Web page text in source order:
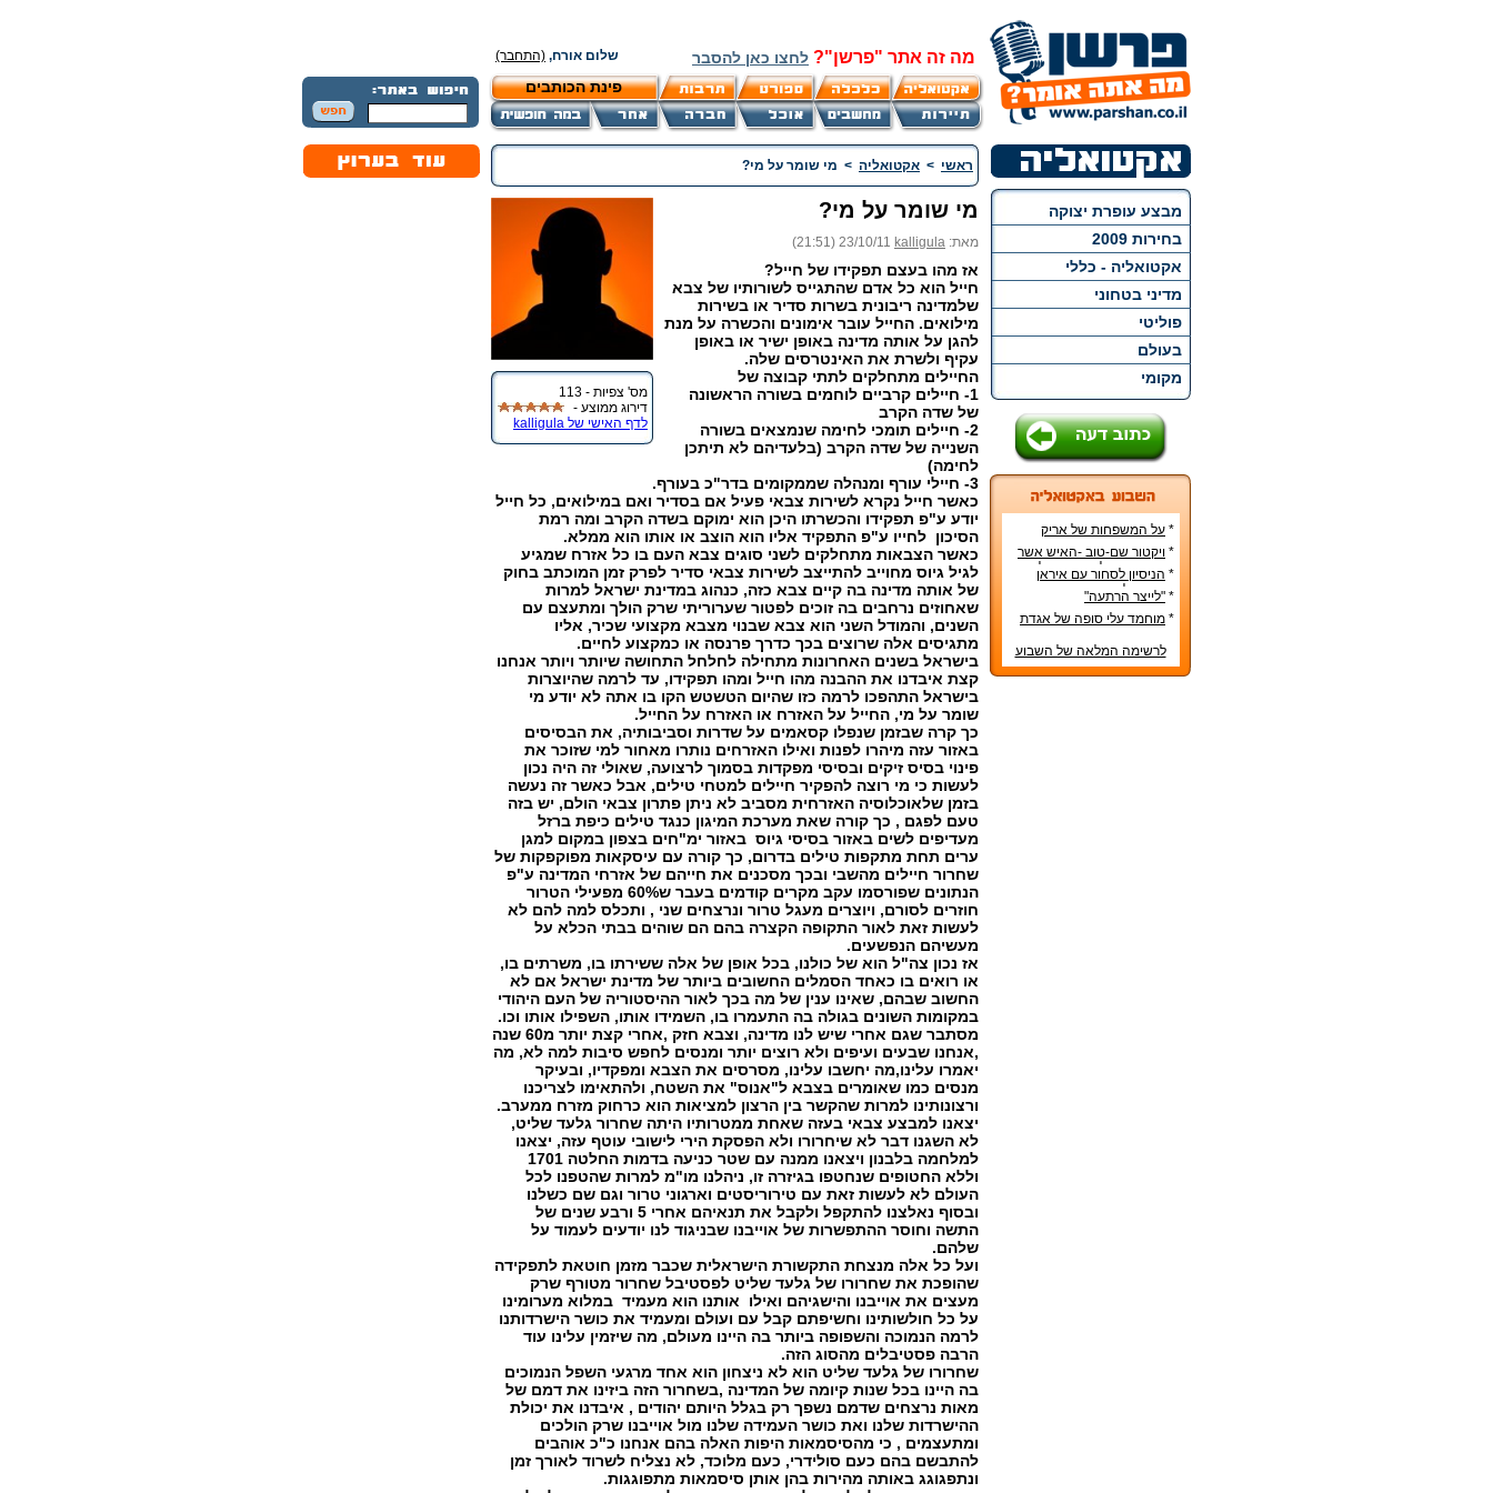
מה זה אתר "פרשן"? לחצו כאן להסבר שלום אורח, (התחבר)
פינת הכותבים
מבצע עופרת יצוקה
בחירות 2009
אקטואליה - כללי
מדיני בטחוני
פוליטי
בעולם
מקומי
* על המשפחות של אריק
איינשטיין ואורי זוהר
* ויקטור שם-טוב -האיש אשר
עיצב את מפלגת השמאל
מפ"ם
* הניסיון לסחור עם איראן
בדרכים לא-כשרות
* "לייצר הרתעה"
* מוחמד עלי סופה של אגדת
לרשימה המלאה של השבוע
ראשי > אקטואליה > מי שומר על מי?
מס' צפיות - 113
דירוג ממוצע -
לדף האישי של kalligula
מי שומר על מי?
מאת: kalligula
23/10/11 (21:51)
אז מהו בעצם תפקידו של חייל?
חייל הוא כל אדם שהתגייס לשורותיו של צבא
שלמדינה ריבונית בשרות סדיר או בשירות
מילואים. החייל עובר אימונים והכשרה על מנת
להגן על אותה מדינה באופן ישיר או באופן
עקיף ולשרת את האינטרסים שלה.
החיילים מתחלקים לתתי קבוצה של
1- חיילים קרביים לוחמים בשורה הראשונה
של שדה הקרב
2- חיילים תומכי לחימה שנמצאים בשורה
השנייה של שדה הקרב (בלעדיהם לא תיתכן
לחימה)
3- חיילי עורף ומנהלה שממקומים בדר"כ בעורף.
כאשר חייל נקרא לשירות צבאי פעיל אם בסדיר ואם במילואים, כל חייל
יודע ע"פ תפקידו והכשרתו היכן הוא ימוקם בשדה הקרב ומה רמת
הסיכון לחייו ע"פ התפקיד אליו הוא הוצב או אותו הוא ממלא.
כאשר הצבאות מתחלקים לשני סוגים צבא העם בו כל אזרח שמגיע
לגיל גיוס מחוייב להתייצב לשירות צבאי סדיר לפרק זמן המוכתב בחוק
של אותה מדינה בה קיים צבא כזה, כנהוג במדינת ישראל למרות
שאחוזים נרחבים בה זוכים לפטור שערוריתי שרק הולך ומתעצם עם
השנים, והמודל השני הוא צבא שבנוי מצבא מקצועי שכיר, אליו
מתגיסים אלה שרוצים בכך כדרך פרנסה או כמקצוע לחיים.
בישראל בשנים האחרונות מתחילה לחלחל התחושה שיותר ויותר אנחנו
קצת איבדנו את ההבנה מהו חייל ומהו תפקידו, עד לרמה שהיוצרות
בישראל התהפכו לרמה כזו שהיום הטשטש הקו בו אתה לא יודע מי
שומר על מי, החייל על האזרח או האזרח על החייל.
כך קרה שבזמן שנפלו קסאמים על שדרות וסביבותיה, את הבסיסים
באזור עזה מיהרו לפנות ואילו האזרחים נותרו מאחור למי שזוכר את
פינוי בסיס זיקים ובסיסי מפקדות בסמוך לרצועה, שאולי זה היה נכון
לעשות כי מי רוצה להפקיר חיילים למטחי טילים, אבל כאשר זה נעשה
בזמן שלאוכלוסיה האזרחית מסביב לא ניתן פתרון צבאי הולם, יש בזה
טעם לפגם , כך קורה שאת מערכת המיגון כנגד טילים כיפת ברזל
מעדיפים לשים באזור בסיסי גיוס באזור ימ"חים בצפון במקום למגן
ערים תחת מתקפות טילים בדרום, כך קורה עם עיסקאות מפוקפקות של
שחרור חיילים מהשבי ובכך מסכנים את חייהם של אזרחי המדינה ע"פ
הנתונים שפורסמו עקב מקרים קודמים בעבר ש60% מפעילי הטרור
חוזרים לסורם, ויוצרים מעגל טרור ונרצחים שני , ותכלס למה להם לא
לעשות זאת לאור התקופה הקצרה בהם הם שוהים בבתי הכלא על
מעשיהם הנפשעים.
אז נכון צה"ל הוא של כולנו, בכל אופן של אלה ששירתו בו, משרתים בו,
או רואים בו כאחד הסמלים החשובים ביותר של מדינת ישראל אם לא
החשוב שבהם, שאינו ענין של מה בכך לאור ההיסטוריה של העם היהודי
במקומות השונים בגולה בה התעמרו בו, השמידו אותו, השפילו אותו וכו.
מסתבר שגם אחרי שיש לנו מדינה, וצבא חזק ,אחרי קצת יותר מ60 שנה
,אנחנו שבעים ועיפים ולא רוצים יותר ומנסים לחפש סיבות למה לא, מה
יאמרו עלינו,מה יחשבו עלינו, מסרסים את הצבא ומפקדיו, ובעיקר
מנסים כמו שאומרים בצבא ל"אנוס" את השטח, ולהתאימו לצריכנו
ורצונותינו למרות שהקשר בין הרצון למציאות הוא כרחוק מזרח ממערב.
יצאנו למבצע צבאי בעזה שאחת ממטרותיו היתה שחרור גלעד שליט,
לא השגנו דבר לא שיחרורו ולא הפסקת הירי לישובי עוטף עזה, יצאנו
למלחמה בלבנון ויצאנו ממנה עם שטר כניעה בדמות החלטה 1701
וללא החטופים שנחטפו בגיזרה זו, ניהלנו מו"מ למרות שהטפנו לכל
העולם לא לעשות זאת עם טירוריסטים וארגוני טרור וגם שם כשלנו
ובסוף נאלצנו להתקפל ולקבל את תנאיהם אחרי 5 ורבע שנים של
התשה וחוסר ההתפשרות של אוייבנו שבניגוד לנו יודעים לעמוד על
שלהם.
ועל כל אלה מנצחת התקשורת הישראלית שכבר מזמן חוטאת לתפקידה
שהופכת את שחרורו של גלעד שליט לפסטיבל שחרור מטורף שרק
מעצים את אוייבנו והישגיהם ואילו אותנו הוא מעמיד במלוא מערומינו
על כל חולשותינו וחשיפתם קבל עם ועולם ומעמיד את כושר הישרדותנו
לרמה הנמוכה והשפופה ביותר בה היינו מעולם, מה שיזמין עלינו עוד
הרבה פסטיבלים מהסוג הזה.
שחרורו של גלעד שליט הוא לא ניצחון הוא אחד מרגעי השפל הנמוכים
בה היינו בכל שנות קיומה של המדינה ,בשחרור הזה ביזינו את דמם של
מאות נרצחים שדמם נשפך רק בגלל היותם יהודים , איבדנו את יכולת
ההישרדות שלנו ואת כושר העמידה שלנו מול אוייבנו שרק הולכים
ומתעצמים , כי מהסיסמאות היפות האלה בהם אנחנו כ"כ אוהבים
להתבשם בהם כעם סולידרי, כעם מלוכד, לא נצליח לשרוד לאורך זמן
ונתפגוגג באותה מהירות בהן אותן סיסמאות מתפוגגות.